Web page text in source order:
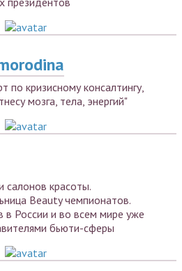
по кризисному консалтингу,
мозга, тела, энергий"
салонов красоты.
Beauty чемпионатов.
в России и во всем мире уже
бьюти-сферы